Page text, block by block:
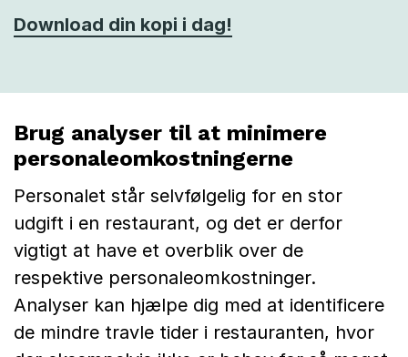
Download din kopi i dag!
Brug analyser til at minimere
personaleomkostningerne
Personalet står selvfølgelig for en stor
udgift i en restaurant, og det er derfor
vigtigt at have et overblik over de
respektive personaleomkostninger.
Analyser kan hjælpe dig med at identificere
de mindre travle tider i restauranten, hvor